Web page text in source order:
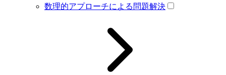
数理的アプローチによる問題解決